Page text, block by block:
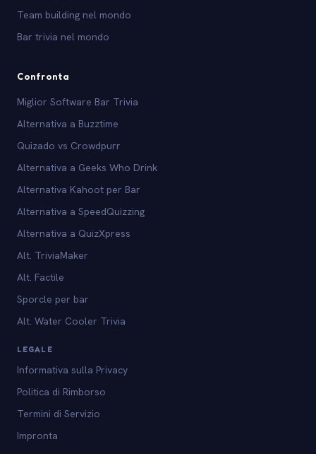
Team building nel mondo
Bar trivia nel mondo
Confronta
Miglior Software Bar Trivia
Alternativa a Buzztime
Quizado vs Crowdpurr
Alternativa a Geeks Who Drink
Alternativa Kahoot per Bar
Alternativa a SpeedQuizzing
Alternativa a QuizXpress
Alt. TriviaMaker
Alt. Factile
Sporcle per bar
Alt. Water Cooler Trivia
LEGALE
Informativa sulla Privacy
Politica di Rimborso
Termini di Servizio
Impronta